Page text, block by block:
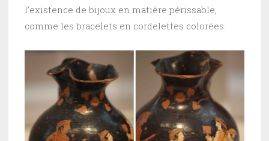
l’existence de bijoux en matière périssable,
comme les bracelets en cordelettes colorées.